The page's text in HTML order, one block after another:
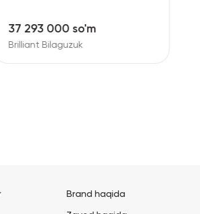
37 293 000 so'm
Brilliant Bilaguzuk
Brand haqida